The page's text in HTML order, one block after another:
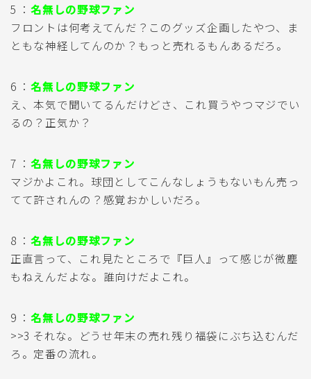
5 ：名無しの野球ファン
フロントは何考えてんだ？このグッズ企画したやつ、ま
ともな神経してんのか？もっと売れるもんあるだろ。
6 ：名無しの野球ファン
え、本気で聞いてるんだけどさ、これ買うやつマジでい
るの？正気か？
7 ：名無しの野球ファン
マジかよこれ。球団としてこんなしょうもないもん売っ
てて許されんの？感覚おかしいだろ。
8 ：名無しの野球ファン
正直言って、これ見たところで『巨人』って感じが微塵
もねえんだよな。誰向けだよこれ。
9 ：名無しの野球ファン
>>3 それな。どうせ年末の売れ残り福袋にぶち込むんだ
ろ。定番の流れ。